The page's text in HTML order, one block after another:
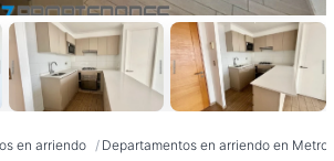
en arriendo Departamentos en arriendo en